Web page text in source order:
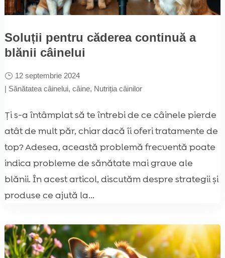
Soluții pentru căderea continuă a
blănii câinelui
12 septembrie 2024
| Sănătatea câinelui, câine, Nutriția câinilor
Ți s-a întâmplat să te întrebi de ce câinele pierde
atât de mult păr, chiar dacă îi oferi tratamente de
top? Adesea, această problemă frecventă poate
indica probleme de sănătate mai grave ale
blănii. În acest articol, discutăm despre strategii și
produse ce ajută la...